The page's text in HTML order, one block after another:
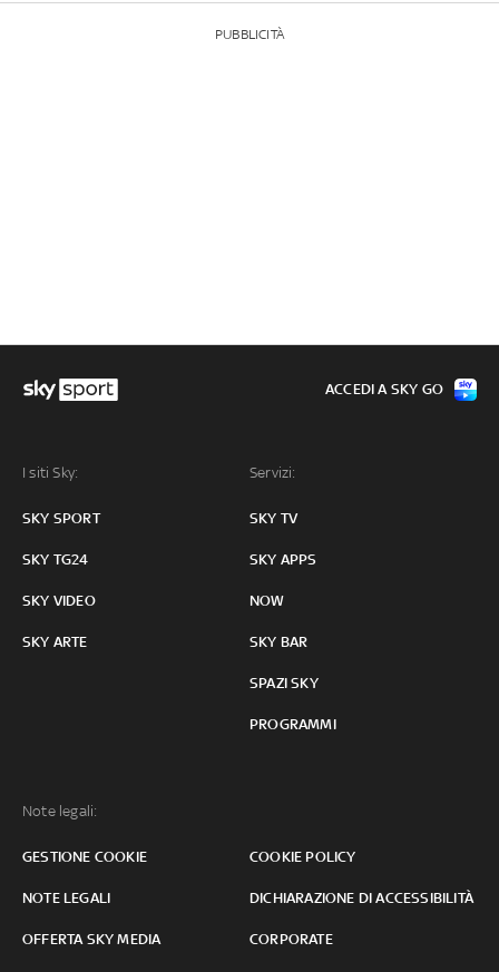
PUBBLICITÀ
I siti Sky:
SKY SPORT
SKY TG24
SKY VIDEO
SKY ARTE
Servizi:
SKY TV
SKY APPS
NOW
SKY BAR
SPAZI SKY
PROGRAMMI
Note legali:
GESTIONE COOKIE COOKIE POLICY
NOTE LEGALI DICHIARAZIONE DI ACCESSIBILITÀ
OFFERTA SKY MEDIA CORPORATE
ACCEDI A SKY GO